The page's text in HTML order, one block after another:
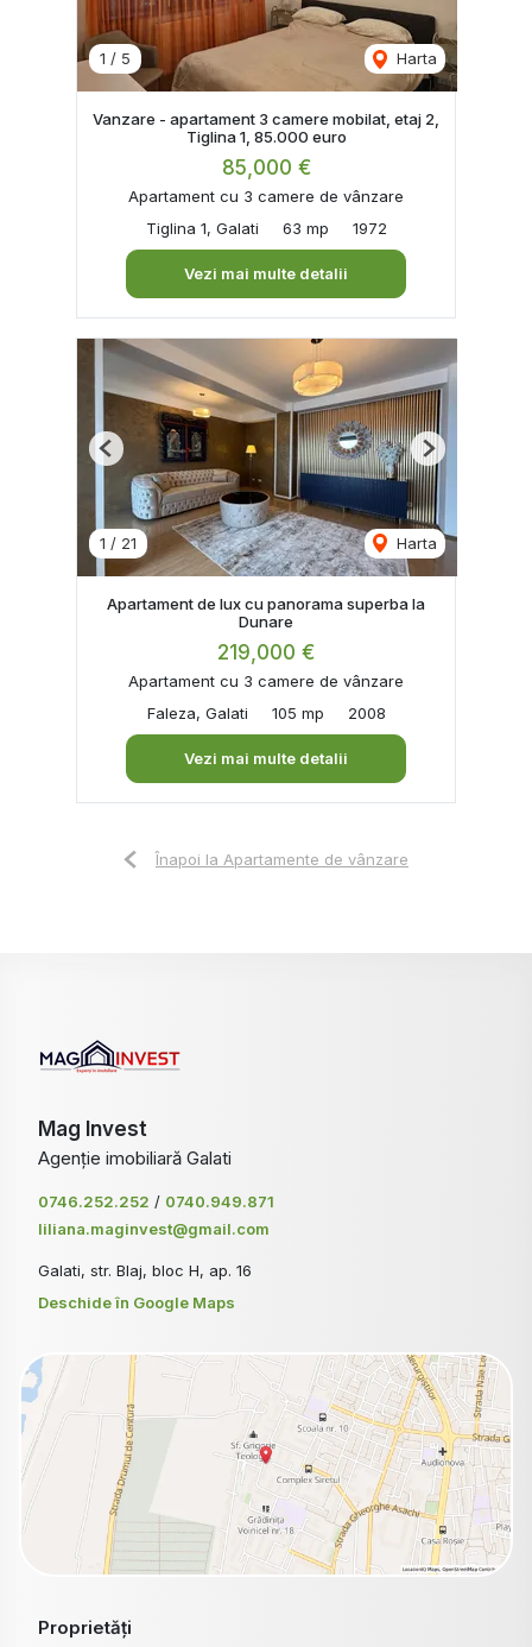
1 / 5 Harta
Vanzare - apartament 3 camere mobilat, etaj 2,
Tiglina 1, 85.000 euro
85,000 €
Apartament cu 3 camere de vânzare
Tiglina 1, Galati
63 mp 1972
Vezi mai multe detalii
1 / 21 Harta
Previous Next
Apartament de lux cu panorama superba la
Dunare
219,000 €
Apartament cu 3 camere de vânzare
Faleza, Galati
105 mp 2008
Vezi mai multe detalii
Înapoi la Apartamente de vânzare
Mag Invest
Agenție imobiliară Galati
0746.252.252 / 0740.949.871
liliana.maginvest@gmail.com
Galati, str. Blaj, bloc H, ap. 16
Deschide în Google Maps
Proprietăți